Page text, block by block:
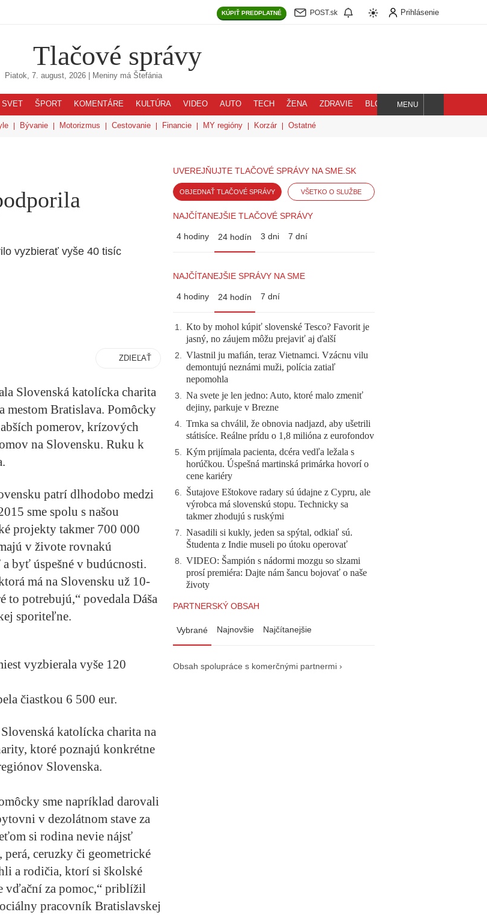
KÚPIŤ PREDPLATNÉ POST.sk Prihlásenie
Tlačové správy
Piatok, 7. august, 2026 | Meniny má Štefánia
SVET ŠPORT KOMENTÁRE KULTÚRA VIDEO AUTO TECH ŽENA ZDRAVIE BLOG
Hľadaj
MENU
Bývanie Motorizmus Cestovanie Financie MY regióny Korzár Ostatné
vyzbierať vyše 40 tisíc
ZDIEĽAŤ
Slovenská katolícka charita
mestom Bratislava. Pomôcky
pomerov, krízových
na Slovensku. Ruku k
patrí dlhodobo medzi
sme spolu s našou
projekty takmer 700 000
v živote rovnakú
byť úspešné v budúcnosti.
má na Slovensku už 10-
potrebujú,“ povedala Dáša
sporiteľne.
vyzbierala vyše 120
čiastkou 6 500 eur.
katolícka charita na
ktoré poznajú konkrétne
Slovenska.
sme napríklad darovali
v dezolátnom stave za
si rodina nevie nájsť
ceruzky či geometrické
a rodičia, ktorí si školské
vďační za pomoc,“ priblížil
pracovník Bratislavskej
UVEREJŇUJTE TLAČOVÉ SPRÁVY NA SME.SK
OBJEDNAŤ TLAČOVÉ SPRÁVY VŠETKO O SLUŽBE
NAJČÍTANEJŠIE TLAČOVÉ SPRÁVY
4 hodiny 24 hodín 3 dni 7 dní
NAJČÍTANEJŠIE SPRÁVY NA SME
4 hodiny 24 hodín 7 dní
1. Kto by mohol kúpiť slovenské Tesco? Favorit je
jasný, no záujem môžu prejaviť aj ďalší
2. Vlastnil ju mafián, teraz Vietnamci. Vzácnu vilu
demontujú neznámi muži, polícia zatiaľ
nepomohla
3. Na svete je len jedno: Auto, ktoré malo zmeniť
dejiny, parkuje v Brezne
4. Trnka sa chválil, že obnovia nadjazd, aby ušetrili
státisíce. Reálne prídu o 1,8 milióna z eurofondov
5. Kým prijímala pacienta, dcéra vedľa ležala s
horúčkou. Úspešná martinská primárka hovorí o
cene kariéry
6. Šutajove Eštokove radary sú údajne z Cypru, ale
výrobca má slovenskú stopu. Technicky sa
takmer zhodujú s ruskými
7. Nasadili si kukly, jeden sa spýtal, odkiaľ sú.
Študenta z Indie museli po útoku operovať
8. VIDEO: Šampión s nádormi mozgu so slzami
prosí premiéra: Dajte nám šancu bojovať o naše
životy
PARTNERSKÝ OBSAH
Vybrané Najnovšie Najčítanejšie
Obsah spolupráce s komerčnými partnermi ›